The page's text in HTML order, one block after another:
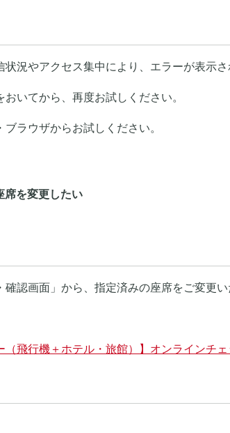
状況やアクセス集中により、エラーが表示さ
おいてから、再度お試しください。
ブラウザからお試しください。
を変更したい
確認画面」から、指定済みの座席をご変更い
（飛行機＋ホテル・旅館）】オンラインチ